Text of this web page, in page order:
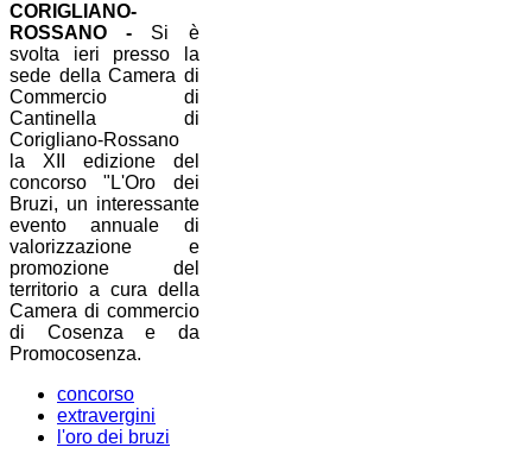
CORIGLIANO-
ROSSANO - Si è
svolta ieri presso la
sede della Camera di
Commercio di
Cantinella di
Corigliano-Rossano
la XII edizione del
concorso "L'Oro dei
Bruzi, un interessante
evento annuale di
valorizzazione e
promozione del
territorio a cura della
Camera di commercio
di Cosenza e da
Promocosenza.
concorso
extravergini
l'oro dei bruzi